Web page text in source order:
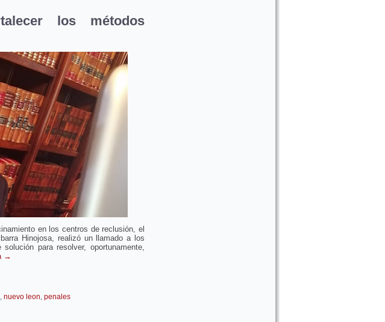
los métodos
en los centros de reclusión, el
Hinojosa, realizó un llamado a los
para resolver, oportunamente,
→
, nuevo leon, penales